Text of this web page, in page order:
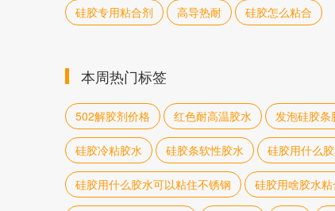
硅胶专用粘合剂 高导热耐 硅胶怎么粘合
本周热门标签
502解胶剂价格 红色耐高温胶水 发泡硅胶条
硅胶冷粘胶水 硅胶条软性胶水 硅胶用什么
硅胶用什么胶水可以粘住不锈钢 硅胶用啥胶水粘